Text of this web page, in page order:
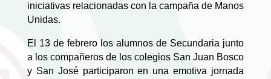
iniciativas relacionadas con la campaña de Manos
Unidas.
El 13 de febrero los alumnos de Secundaria junto
a los compañeros de los colegios San Juan Bosco
y San José participaron en una emotiva jornada